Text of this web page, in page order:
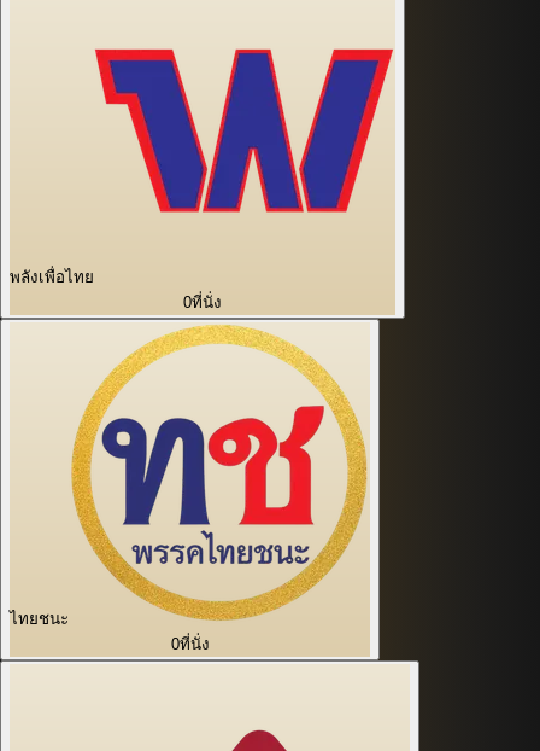
พลังเพื่อไทย
0ที่นั่ง
ไทยชนะ
0ที่นั่ง